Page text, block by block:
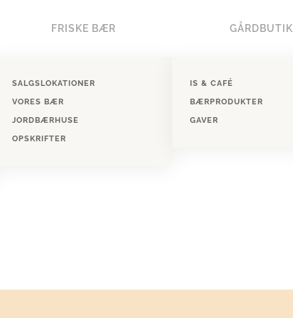
FRISKE BÆR
SALGSLOKATIONER
VORES BÆR
JORDBÆRHUSE
OPSKRIFTER
GÅRDBUTIK
IS & CAFÉ
BÆRPRODUKTER
GAVER